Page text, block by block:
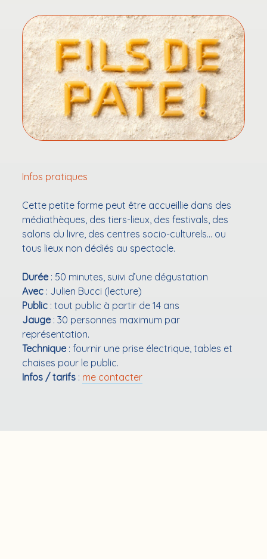
Infos pratiques
Cette petite forme peut être accueillie dans des
médiathèques, des tiers-lieux, des festivals, des
salons du livre, des centres socio-culturels… ou
tous lieux non dédiés au spectacle.
Durée : 50 minutes, suivi d’une dégustation
Avec : Julien Bucci (lecture)
Public : tout public à partir de 14 ans
Jauge : 30 personnes maximum par
représentation.
Technique : fournir une prise électrique, tables et
chaises pour le public.
Infos / tarifs : me contacter